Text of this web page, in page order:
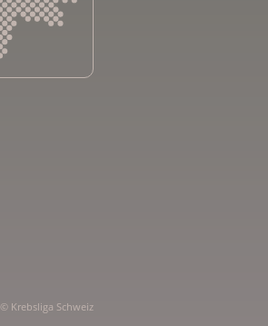
© Krebsliga Schweiz